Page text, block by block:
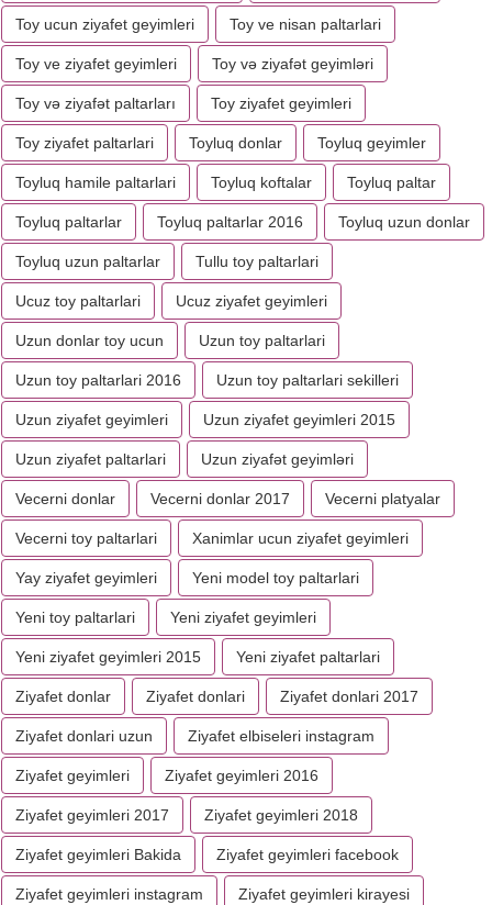
Toy ucun ziyafet geyimleri Toy ve nisan paltarlari
Toy ve ziyafet geyimleri Toy və ziyafət geyimləri
Toy və ziyafət paltarları Toy ziyafet geyimleri
Toy ziyafet paltarlari Toyluq donlar Toyluq geyimler
Toyluq hamile paltarlari Toyluq koftalar Toyluq paltar
Toyluq paltarlar Toyluq paltarlar 2016 Toyluq uzun donlar
Toyluq uzun paltarlar Tullu toy paltarlari
Ucuz toy paltarlari Ucuz ziyafet geyimleri
Uzun donlar toy ucun Uzun toy paltarlari
Uzun toy paltarlari 2016 Uzun toy paltarlari sekilleri
Uzun ziyafet geyimleri Uzun ziyafet geyimleri 2015
Uzun ziyafet paltarlari Uzun ziyafət geyimləri
Vecerni donlar Vecerni donlar 2017 Vecerni platyalar
Vecerni toy paltarlari Xanimlar ucun ziyafet geyimleri
Yay ziyafet geyimleri Yeni model toy paltarlari
Yeni toy paltarlari Yeni ziyafet geyimleri
Yeni ziyafet geyimleri 2015 Yeni ziyafet paltarlari
Ziyafet donlar Ziyafet donlari Ziyafet donlari 2017
Ziyafet donlari uzun Ziyafet elbiseleri instagram
Ziyafet geyimleri Ziyafet geyimleri 2016
Ziyafet geyimleri 2017 Ziyafet geyimleri 2018
Ziyafet geyimleri Bakida Ziyafet geyimleri facebook
Ziyafet geyimleri instagram Ziyafet geyimleri kirayesi